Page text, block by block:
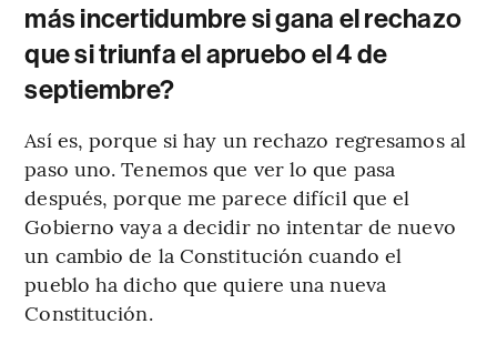
más incertidumbre si gana el rechazo
que si triunfa el apruebo el 4 de
septiembre?
Así es, porque si hay un rechazo regresamos al
paso uno. Tenemos que ver lo que pasa
después, porque me parece difícil que el
Gobierno vaya a decidir no intentar de nuevo
un cambio de la Constitución cuando el
pueblo ha dicho que quiere una nueva
Constitución.